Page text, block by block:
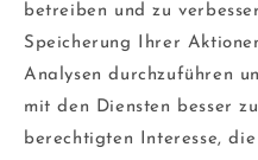
betreiben und zu
Speicherung Ihrer
Analysen durchzuführen
mit den Diensten besser
berechtigten Interesse,